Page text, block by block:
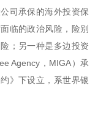
司承保的海外投资保
临的政治风险，险别
；另一种是多边投资
Agency，MIGA）承
》下设立，系世界银